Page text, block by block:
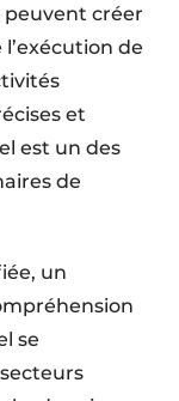
créer
de
et
est un des
de
un
se